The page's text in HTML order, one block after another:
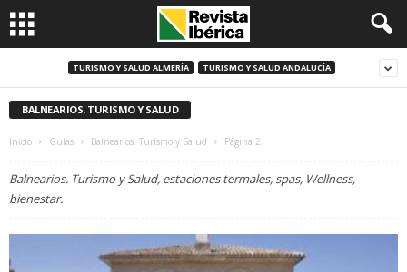
TURISMO Y SALUD ALMERÍA TURISMO Y SALUD ANDALUCÍA
BALNEARIOS. TURISMO Y SALUD
Inicio Guías Balnearios. Turismo y Salud Página 2
Balnearios. Turismo y Salud, estaciones termales, spas, Wellness,
bienestar.